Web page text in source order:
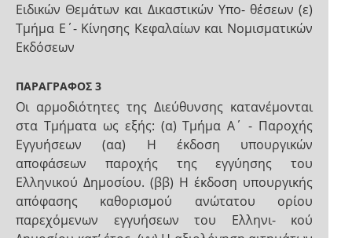
Ειδικών Θεμάτων και Δικαστικών Υπο- θέσεων (ε)
Τμήμα Ε΄- Κίνησης Κεφαλαίων και Νομισματικών
Εκδόσεων
ΠΑΡΑΓΡΑΦΟΣ 3
Οι αρμοδιότητες της Διεύθυνσης κατανέμονται
στα Τμήματα ως εξής: (α) Τμήμα Α΄ - Παροχής
Εγγυήσεων (αα) Η έκδοση υπουργικών
αποφάσεων παροχής της εγγύησης του
Ελληνικού Δημοσίου. (ββ) Η έκδοση υπουργικής
απόφασης καθορισμού ανώτατου ορίου
παρεχόμενων εγγυήσεων του Ελληνι- κού